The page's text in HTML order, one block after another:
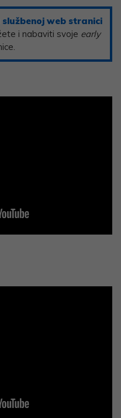
službenoj web stranici
i nabaviti svoje early